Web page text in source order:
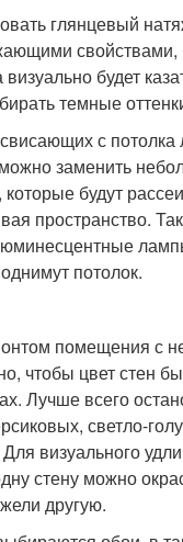
глянцевый
свойствами,
будет
темные
с потолка
заменить
будут
пространство.
потолок.
помещения с
чтобы цвет стен
Лучше всего
светло-
визуального
стену можно
другую.